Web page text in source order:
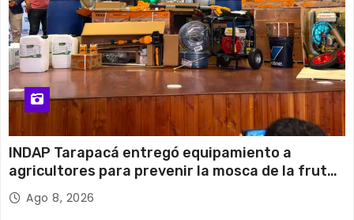
INDAP Tarapacá entregó equipamiento a
agricultores para prevenir la mosca de la fruta
en Pica
Ago 8, 2026